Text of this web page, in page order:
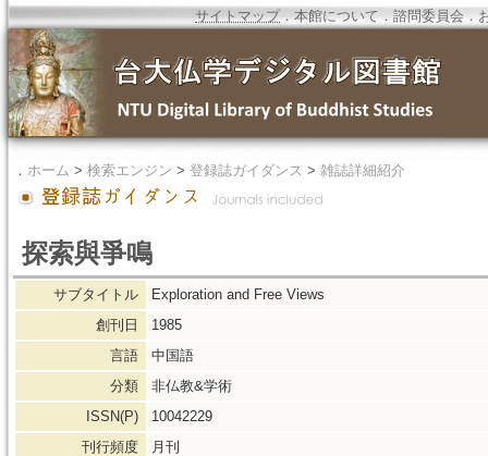
サイトマップ．本館について．諮問委員会．
． ホーム > 検索エンジン > 登録誌ガイダンス > 雑誌詳細紹介
探索與爭鳴
サブタイトル
Exploration and Free Views
創刊日
1985
言語
中国語
分類
非仏教&学術
ISSN(P)
10042229
刊行頻度
月刊